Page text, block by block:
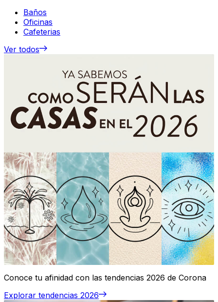
Baños
Oficinas
Cafeterias
Ver todos
Conoce tu afinidad con las tendencias 2026 de Corona
Explorar tendencias 2026